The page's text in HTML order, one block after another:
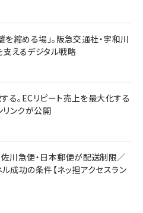
を縮める場」。阪急交通社・宇和川
えるデジタル戦略
る。ECリピート売上を最大化する
リンクが公開
川急便・日本郵便が配送制限／
成功の条件【ネッ担アクセスラン